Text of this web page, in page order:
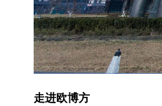
走进欧博方